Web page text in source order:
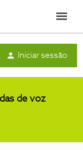
Menu
Iniciar sessão
de voz